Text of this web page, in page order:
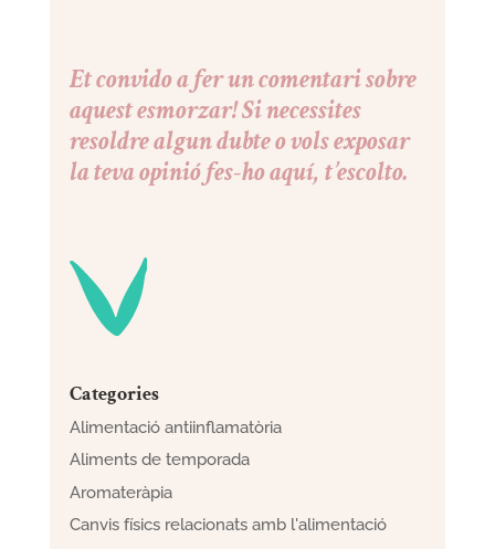
Et convido a fer un comentari sobre
aquest esmorzar! Si necessites
resoldre algun dubte o vols exposar
la teva opinió fes-ho aquí, t’escolto.
Categories
Alimentació antiinflamatòria
Aliments de temporada
Aromateràpia
Canvis físics relacionats amb l'alimentació